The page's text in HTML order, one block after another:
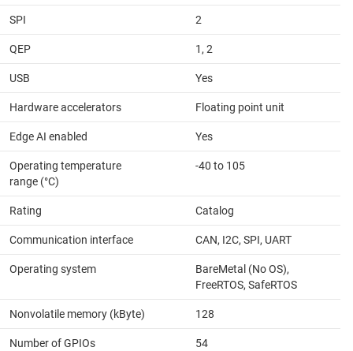
SPI 2
QEP 1, 2
USB Yes
Hardware accelerators Floating point unit
Edge AI enabled Yes
Operating temperature
range (°C)
-40 to 105
Rating Catalog
Communication interface CAN, I2C, SPI, UART
Operating system
BareMetal (No OS),
FreeRTOS, SafeRTOS
Nonvolatile memory (kByte) 128
Number of GPIOs 54